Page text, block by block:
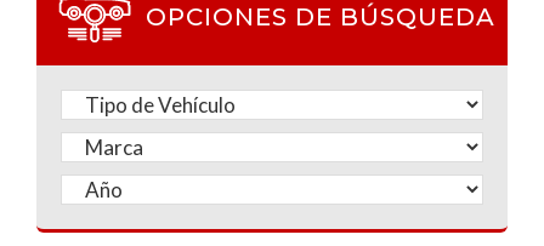
OPCIONES DE BÚSQUEDA